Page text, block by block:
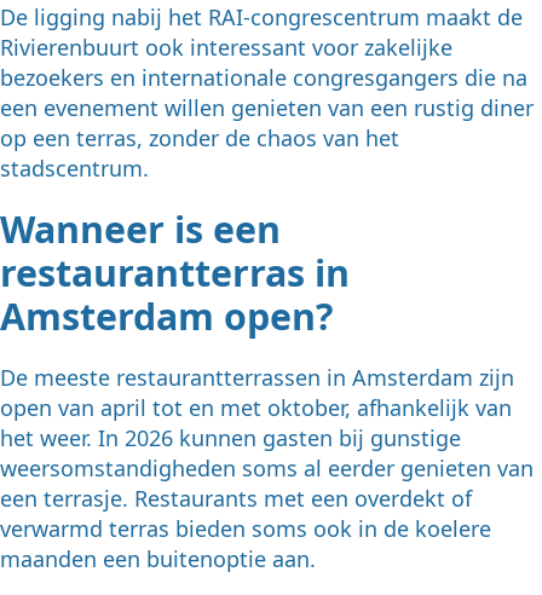
De ligging nabij het RAI-congrescentrum maakt de
Rivierenbuurt ook interessant voor zakelijke
bezoekers en internationale congresgangers die na
een evenement willen genieten van een rustig diner
op een terras, zonder de chaos van het
stadscentrum.
Wanneer is een
restaurantterras in
Amsterdam open?
De meeste restaurantterrassen in Amsterdam zijn
open van april tot en met oktober, afhankelijk van
het weer. In 2026 kunnen gasten bij gunstige
weersomstandigheden soms al eerder genieten van
een terrasje. Restaurants met een overdekt of
verwarmd terras bieden soms ook in de koelere
maanden een buitenoptie aan.